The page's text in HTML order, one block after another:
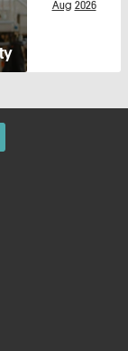
Aug 2026